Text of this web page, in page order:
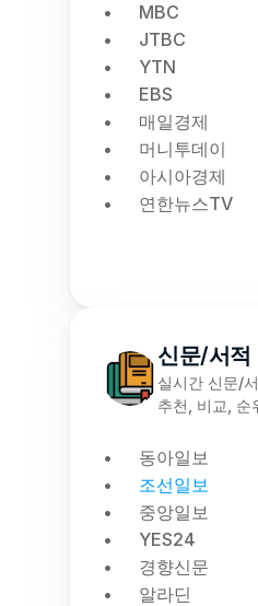
MBC
JTBC
YTN
EBS
매일경제
머니투데이
아시아경제
연한뉴스TV
신문/서적
실시간 신문/
추천, 비교, 순
동아일보
조선일보
중앙일보
YES24
경향신문
알라딘